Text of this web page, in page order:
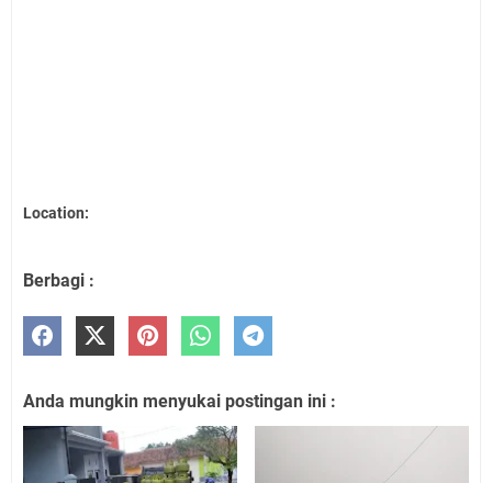
Location:
Berbagi :
Anda mungkin menyukai postingan ini :